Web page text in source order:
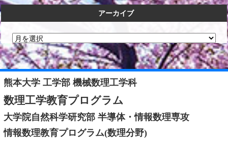
アーカイブ
熊本大学 工学部 機械数理工学科
数理工学教育プログラム
大学院自然科学研究部 半導体・情報数理専攻
情報数理教育プログラム(数理分野)